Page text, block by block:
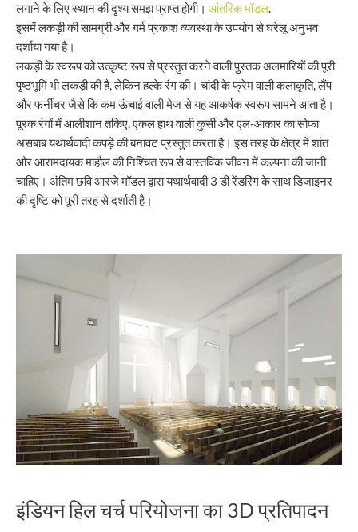
लगाने के लिए स्थान की दृश्य समझ प्राप्त होगी। आंतरिक मॉडल.
इसमें लकड़ी की सामग्री और गर्म प्रकाश व्यवस्था के उपयोग से घरेलू अनुभव
दर्शाया गया है।
लकड़ी के स्वरूप को उत्कृष्ट रूप से प्रस्तुत करने वाली पुस्तक अलमारियों की पूरी
पृष्ठभूमि भी लकड़ी की है, लेकिन हल्के रंग की। चांदी के फ्रेम वाली कलाकृति, लैंप
और फर्नीचर जैसे कि कम ऊंचाई वाली मेज से यह आकर्षक स्वरूप सामने आता है।
पूरक रंगों में आलीशान तकिए, एकल हाथ वाली कुर्सी और एल-आकार का सोफा
असबाब यथार्थवादी कपड़े की बनावट प्रस्तुत करता है। इस तरह के क्षेत्र में शांत
और आरामदायक माहौल की निश्चित रूप से वास्तविक जीवन में कल्पना की जानी
चाहिए। अंतिम छवि आरजे मॉडल द्वारा यथार्थवादी 3 डी रेंडरिंग के साथ डिजाइनर
की दृष्टि को पूरी तरह से दर्शाती है।
इंडियन हिल चर्च परियोजना का 3D प्रतिपादन